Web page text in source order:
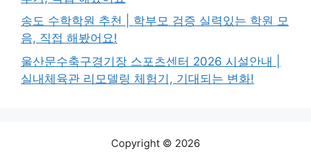
송도 수학학원 추천 | 학부모 검증 실력있는 학원 모
음, 직접 해봤어요!
울산문수축구경기장 스포츠센터 2026 시설안내 |
실내체육관 리모델링 체험기, 기대되는 변화!
Copyright © 2026